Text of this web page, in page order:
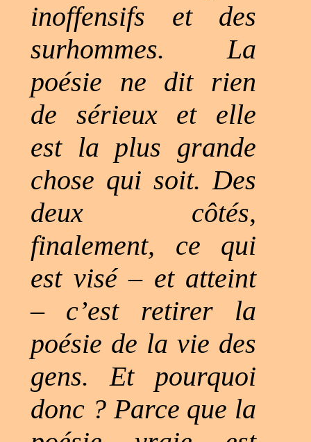
inoffensifs et des
surhommes. La
poésie ne dit rien
de sérieux et elle
est la plus grande
chose qui soit. Des
deux côtés,
finalement, ce qui
est visé – et atteint
– c’est retirer la
poésie de la vie des
gens. Et pourquoi
donc ? Parce que la